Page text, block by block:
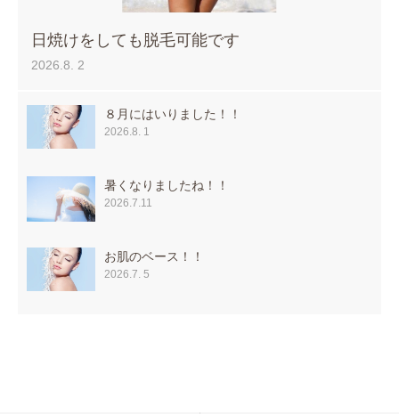
日焼けをしても脱毛可能です
2026.8. 2
８月にはいりました！！
2026.8. 1
暑くなりましたね！！
2026.7.11
お肌のベース！！
2026.7. 5